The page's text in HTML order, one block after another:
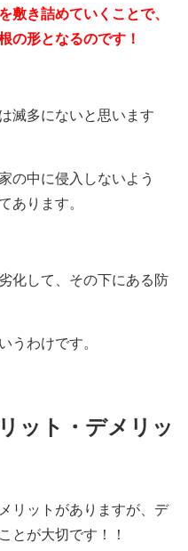
敷き詰めていくことで、
の形となるのです！
滅多にないと思います
の中に侵入しないよう
あります。
化して、その下にある防
うわけです。
ット・デメリッ
リットがありますが、デ
とが大切です！！